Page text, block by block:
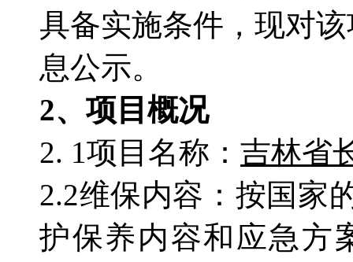
具备实施条件，现对
息公示。
2、项目概况
2. 1项目名称： 吉林省
2.2维保内容：按国家
护保养内容和应急方